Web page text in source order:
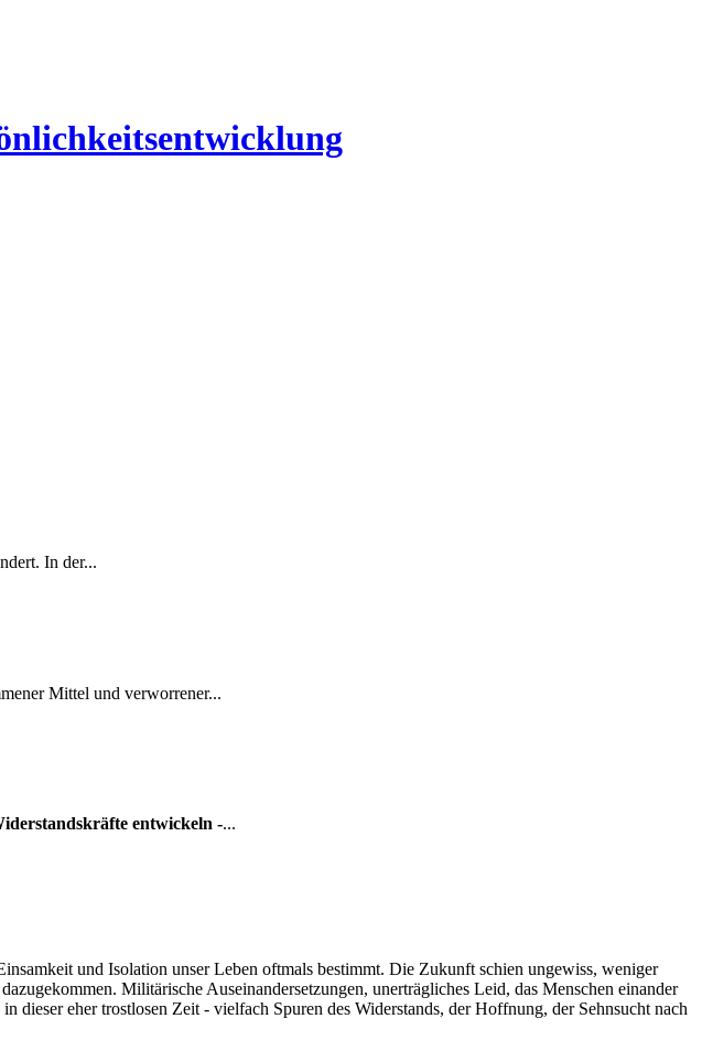
In der...
Mittel und verworrener...
entwickeln -...
und Isolation unser Leben oftmals bestimmt. Die Zukunft schien ungewiss, weniger
Militärische Auseinandersetzungen, unerträgliches Leid, das Menschen einander
eher trostlosen Zeit - vielfach Spuren des Widerstands, der Hoffnung, der Sehnsucht nach